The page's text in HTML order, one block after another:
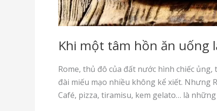
Khi một tâm hồn ăn uống
Rome, thủ đô của đất nước hình chiếc ủng,
đài miếu mạo nhiều không kể xiết. Nhưng
Café, pizza, tiramisu, kem gelato… là